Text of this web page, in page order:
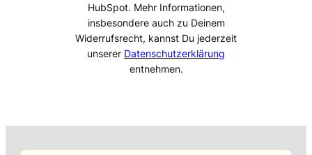
HubSpot. Mehr Informationen,
insbesondere auch zu Deinem
Widerrufsrecht, kannst Du jederzeit
unserer Datenschutzerklärung
entnehmen.